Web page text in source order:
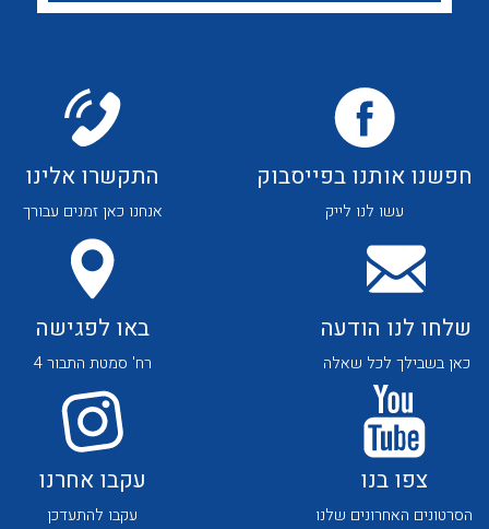
שירותי תמיכה
צור קשר
לכל מוצרי היצרן לכל מוצרי היצרן
לכל מוצרי היצרן לכל מוצרי היצרן
חפשנו אותנו בפייסבוק
עשו לנו לייק
התקשרו אלינו
אנחנו כאן זמנים עבורך
שלחו לנו הודעה
כאן בשבילך לכל שאלה
באו לפגישה
רח' סמטת התבור 4
צפו בנו
הסרטונים האחרונים שלנו
עקבו אחרנו
עקבו להתעדכן